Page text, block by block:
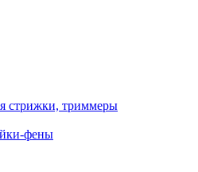
стрижки, триммеры
фены